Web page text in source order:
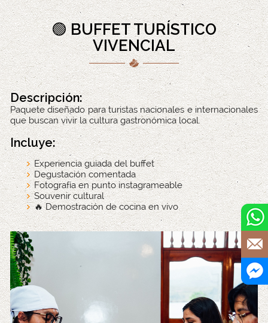
🟢 BUFFET TURÍSTICO
VIVENCIAL
Descripción:
Paquete diseñado para turistas nacionales e internacionales
que buscan vivir la cultura gastronómica local.
Incluye:
Experiencia guiada del buffet
Degustación comentada
Fotografía en punto instagrameable
Souvenir cultural
🔥 Demostración de cocina en vivo